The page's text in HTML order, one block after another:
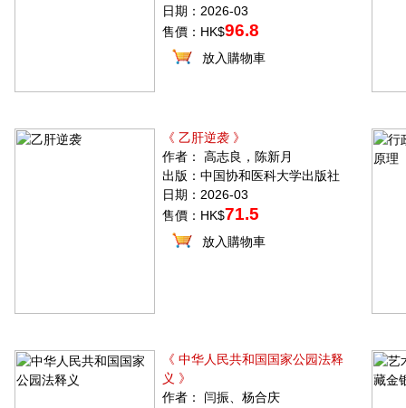
日期：2026-03
售價：HK$96.8
放入購物車
《 乙肝逆袭 》
作者： 高志良，陈新月
出版：中国协和医科大学出版社
日期：2026-03
售價：HK$71.5
放入購物車
《 中华人民共和国国家公园法释
义 》
作者： 闫振、杨合庆